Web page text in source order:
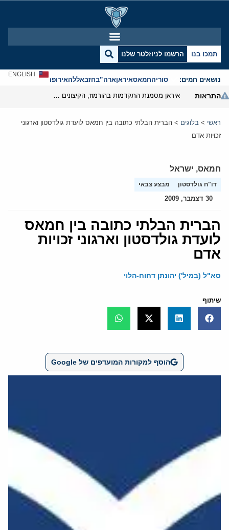
תמכו בנו הרשמו לניוזלטר שלנו
נושאים חמים: סוריהחמאסאיראןארה”בחזבאללהאירופהאנטישמיות
ENGLISH
התראות
ראשי > בלוגים > הברית הבלתי כתובה בין חמאס לועדת גולדסטון וארגוני
זכויות אדם
חמאס, ישראל
דו"ח גולדסטון מבצע צבאי
30 דצמבר, 2009
הברית הבלתי כתובה בין חמאס
לועדת גולדסטון וארגוני זכויות
אדם
סא"ל (במיל') יהונתן דחוח-הלוי
שיתוף
הוסף למקורות המועדפים של Google